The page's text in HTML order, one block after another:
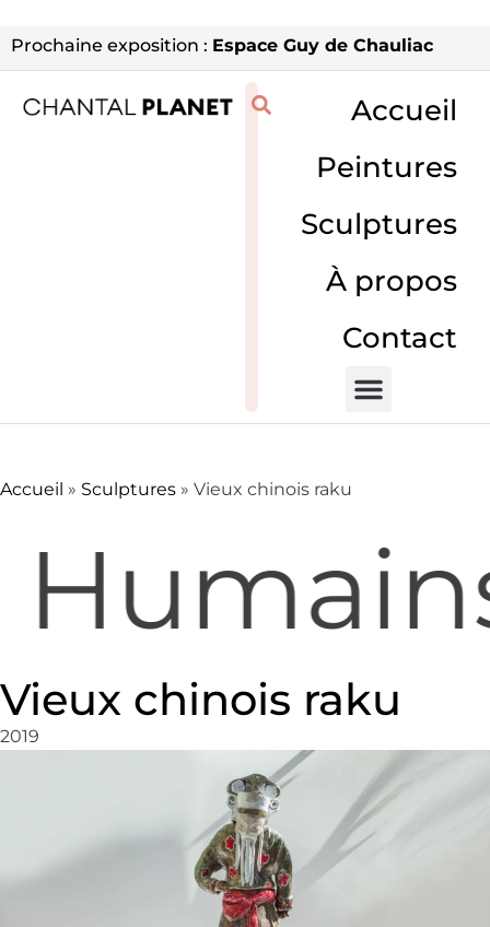
Prochaine exposition : Espace Guy de Chauliac
Accueil
Peintures
Sculptures
À propos
Contact
Accueil » Sculptures » Vieux chinois raku
Vieux chinois raku
2019